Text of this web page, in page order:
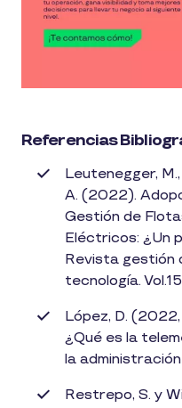
Referencias
Leutenegger, M.,
A. (2022).
Gestión de
Eléctricos: ¿Un
Revista gestión
tecnología.
López, D.
¿Qué es la
la
Restrepo, S. y